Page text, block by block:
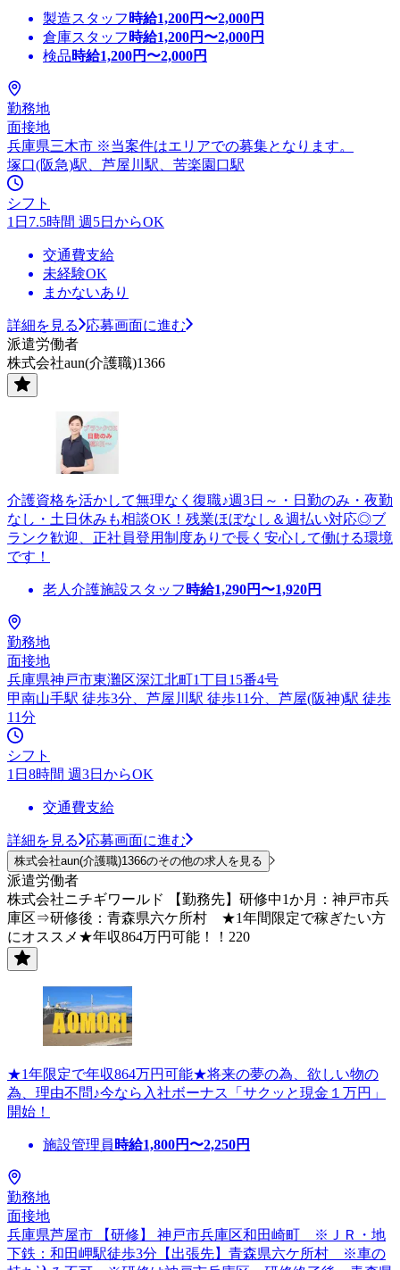
製造スタッフ 時給1,200円〜2,000円
倉庫スタッフ 時給1,200円〜2,000円
検品時給1,200円〜2,000円
勤務地
面接地
兵庫県三木市 ※当案件はエリアでの募集となります。
塚口(阪急)駅、芦屋川駅、苦楽園口駅
シフト
1日7.5時間 週5日からOK
交通費支給
未経験OK
まかないあり
詳細を見る
応募画面に進む
派遣労働者
株式会社aun(介護職)1366
介護資格を活かして無理なく復職♪週3日～・日勤のみ・夜勤
なし・土日休みも相談OK！残業ほぼなし＆週払い対応◎ブ
ランク歓迎、正社員登用制度ありで長く安心して働ける環境
です！
老人介護施設スタッフ 時給1,290円〜1,920円
勤務地
面接地
兵庫県神戸市東灘区深江北町1丁目15番4号
甲南山手駅 徒歩3分、芦屋川駅 徒歩11分、芦屋(阪神)駅 徒歩
11分
シフト
1日8時間 週3日からOK
交通費支給
詳細を見る 応募画面に進む
株式会社aun(介護職)1366のその他の求人を見る
派遣労働者
株式会社ニチギワールド 【勤務先】研修中1か月：神戸市兵
庫区⇒研修後：青森県六ケ所村 ★1年間限定で稼ぎたい方
にオススメ★年収864万円可能！！220
★1年限定で年収864万円可能★将来の夢の為、欲しい物の
為、理由不問♪今なら入社ボーナス「サクッと現金１万円」
開始！
施設管理員 時給1,800円〜2,250円
勤務地
面接地
兵庫県芦屋市 【研修】 神戸市兵庫区和田崎町 ※ＪＲ・地
下鉄：和田岬駅徒歩3分【出張先】青森県六ケ所村 ※車の